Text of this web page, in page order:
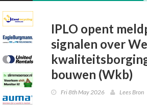
IPLO opent
signalen over
bouwen (Wkb)
Fri 8th May 2026 Lees Bron